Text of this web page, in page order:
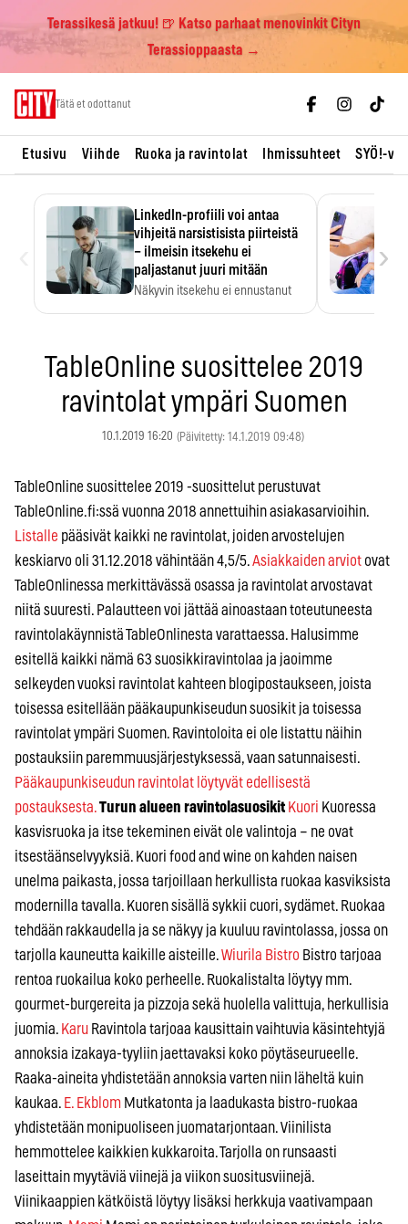
Terassikesä jatkuu! 🍺 Katso parhaat menovinkit Cityn
Terassioppaasta →
Tätä et odottanut
Etusivu Viihde Ruoka ja ravintolat Ihmissuhteet SYÖ!-
LinkedIn-profiili voi antaa
vihjeitä narsistisista piirteistä
– ilmeisin itsekehu ei
paljastanut juuri mitään
Näkyvin itsekehu ei ennustanut
›
TableOnline suosittelee 2019
ravintolat ympäri Suomen
10.1.2019 16:20 (Päivitetty: 14.1.2019 09:48)
TableOnline suosittelee 2019 -suosittelut perustuvat
TableOnline.fi:ssä vuonna 2018 annettuihin asiakasarvioihin.
Listalle pääsivät kaikki ne ravintolat, joiden arvostelujen
keskiarvo oli 31.12.2018 vähintään 4,5/5.Asiakkaiden arviot ovat
TableOnlinessa merkittävässä osassa ja ravintolat arvostavat
niitä suuresti. Palautteen voi jättää ainoastaan toteutuneesta
ravintolakäynnistä TableOnlinesta varattaessa. Halusimme
esitellä kaikki nämä 63 suosikkiravintolaa ja jaoimme
selkeyden vuoksi ravintolat kahteen blogipostaukseen, joista
toisessa esitellään pääkaupunkiseudun suosikit ja toisessa
ravintolat ympäri Suomen. Ravintoloita ei ole listattu näihin
postauksiin paremmuusjärjestyksessä, vaan satunnaisesti.
Pääkaupunkiseudun ravintolat löytyvät edellisestä
postauksesta.Turun alueen ravintolasuosikit Kuori Kuoressa
kasvisruoka ja itse tekeminen eivät ole valintoja – ne ovat
itsestäänselvyyksiä. Kuori food and wine on kahden naisen
unelma paikasta, jossa tarjoillaan herkullista ruokaa kasviksista
modernilla tavalla. Kuoren sisällä sykkii cuori, sydämet. Ruokaa
tehdään rakkaudella ja se näkyy ja kuuluu ravintolassa, jossa on
tarjolla kauneutta kaikille aisteille.Wiurila Bistro Bistro tarjoaa
rentoa ruokailua koko perheelle. Ruokalistalta löytyy mm.
gourmet-burgereita ja pizzoja sekä huolella valittuja, herkullisia
juomia. Karu Ravintola tarjoaa kausittain vaihtuvia käsintehtyjä
annoksia izakaya-tyyliin jaettavaksi koko pöytäseurueelle.
Raaka-aineita yhdistetään annoksia varten niin läheltä kuin
kaukaa. E. Ekblom Mutkatonta ja laadukasta bistro-ruokaa
yhdistetään monipuoliseen juomatarjontaan. Viinilista
hemmottelee kaikkien kukkaroita. Tarjolla on runsaasti
laseittain myytäviä viinejä ja viikon suositusviinejä.
Viinikaappien kätköistä löytyy lisäksi herkkuja vaativampaan